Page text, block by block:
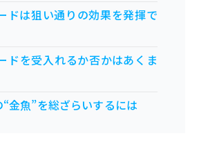
ドは狙い通りの効果を発揮で
ドを受入れるか否かはあくま
金魚”を総ざらいするには